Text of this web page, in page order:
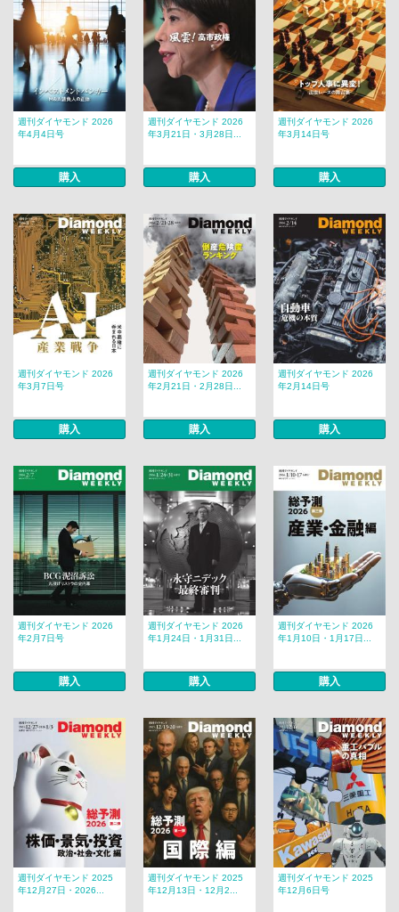
週刊ダイヤモンド 2026
年4月4日号
購入
週刊ダイヤモンド 2026
年3月21日・3月28日...
購入
週刊ダイヤモンド 2026
年3月14日号
購入
週刊ダイヤモンド 2026
年3月7日号
購入
週刊ダイヤモンド 2026
年2月21日・2月28日...
購入
週刊ダイヤモンド 2026
年2月14日号
購入
週刊ダイヤモンド 2026
年2月7日号
購入
週刊ダイヤモンド 2026
年1月24日・1月31日...
購入
週刊ダイヤモンド 2026
年1月10日・1月17日...
購入
週刊ダイヤモンド 2025
年12月27日・2026...
週刊ダイヤモンド 2025
年12月13日・12月2...
週刊ダイヤモンド 2025
年12月6日号